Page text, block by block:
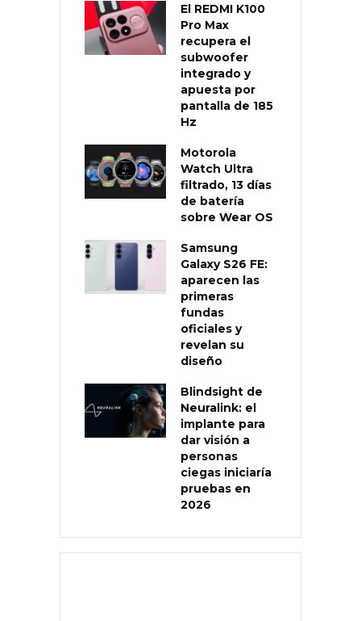
El REDMI K100
Pro Max
recupera el
subwoofer
integrado y
apuesta por
pantalla de 185
Hz
Motorola
Watch Ultra
filtrado, 13 días
de batería
sobre Wear OS
Samsung
Galaxy S26 FE:
aparecen las
primeras
fundas
oficiales y
revelan su
diseño
Blindsight de
Neuralink: el
implante para
dar visión a
personas
ciegas iniciaría
pruebas en
2026